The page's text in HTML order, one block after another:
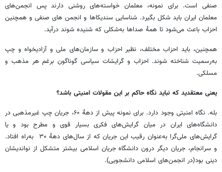
صنفی است. برای نمونه، معلمان خواسته‌های روشنی دارند پس انجمن‌های
معلمان ایران باید شکل بگیرد. شناسایی سندیکاها و انجمن های صنفی و همچنین
احزاب باعث می‌شود تا همهٔ صداها به‌شکلی که شنیده شوند درآید.
همچنین، باید احزاب مختلف، نظیر احزاب و سازمان‌های ملی‌ و آزادیخواه و چپ
به‌رسمیت شناخته شوند. احزاب و گرایشات سیاسی گوناگون برغم هر مذهب و
مسلکی.
یعنی معتقدید که نباید نگاه حاکم بر این مقولات امنیتی باشد؟
بله. نگاه امنیتی وجود دارد. برای نمونه پیش از دههٔ ۶۰، جریان چپ غیرمذهبی در
دانشگاه‌های ایران در میان گرایش‌های فکری بسیار قوی و مطرح بود و یا
گرایش‌های ملی‌گرا به‌عنوان رقیب این جریان که از سال‌های دههٔ ۳۰ به‌راه افتاد.
و سرانجام، جریان دیگر درون دانشگاه جریان اسلامی بیشتر متشکل از نواندیشان
دینی بود(در انجمن‌های اسلامی دانشجویی).